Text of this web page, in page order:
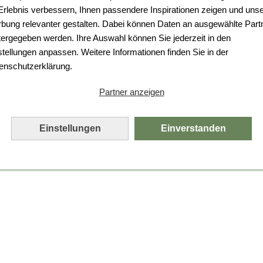
verbessern, Ihnen passendere Inspirationen zeigen und
relevanter gestalten. Dabei können Daten an ausgewählte
werden. Ihre Auswahl können Sie jederzeit in den
anpassen. Weitere Informationen finden Sie in der
Partner anzeigen
Einstellungen Einverstanden
Da ist etwas schiefgelaufen.
Leider ist ein technischer Fehler aufgetreten.
Bitte laden Sie die Seite neu.